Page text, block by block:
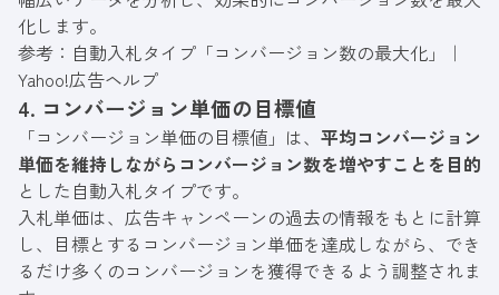
化します。
参考： 自動入札タイプ「コンバージョン数の最大化」｜
Yahoo!広告ヘルプ
4. コンバージョン単価の目標値
「コンバージョン単価の目標値」は、 平均コンバージョン
単価を維持しながらコンバージョン数を増やすことを目的
とした自動入札タイプです。
入札単価は、広告キャンペーンの過去の情報をもとに計算
し、目標とするコンバージョン単価を達成しながら、でき
るだけ多くのコンバージョンを獲得できるよう調整されま